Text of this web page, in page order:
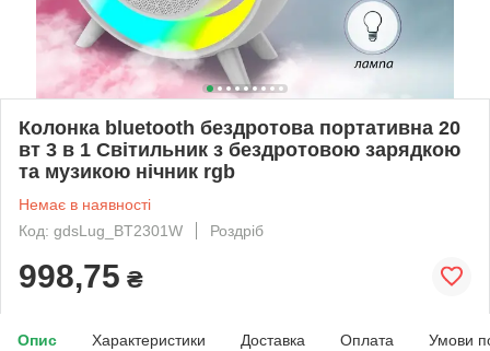
Колонка bluetooth бездротова портативна 20
вт 3 в 1 Світильник з бездротовою зарядкою
та музикою нічник rgb
Немає в наявності
Код: gdsLug_BT2301W
Роздріб
998,75 ₴
Опис Характеристики Доставка Оплата Умови